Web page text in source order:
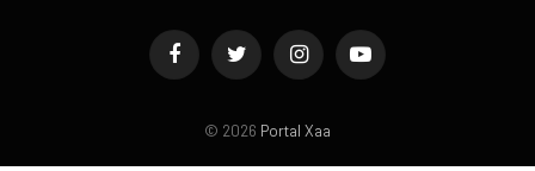
FacebookTwitter InstagramYouTube
© 2026 Portal Xaa